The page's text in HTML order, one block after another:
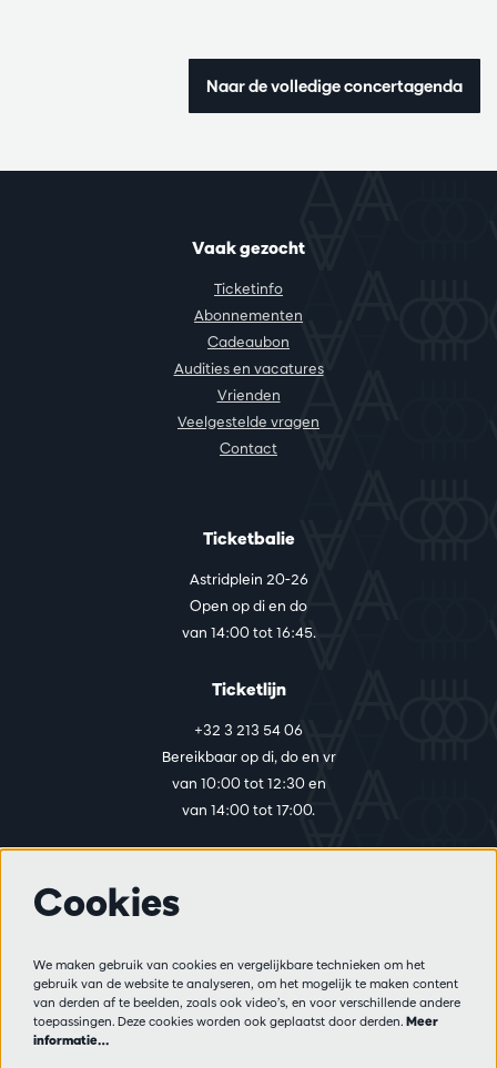
Naar de volledige concertagenda
Vaak gezocht
Ticketinfo
Abonnementen
Cadeaubon
Audities en vacatures
Vrienden
Veelgestelde vragen
Contact
Ticketbalie
Astridplein 20-26
Open op di en do
van 14:00 tot 16:45.
Ticketlijn
+32 3 213 54 06
Bereikbaar op di, do en vr
van 10:00 tot 12:30 en
van 14:00 tot 17:00.
Privacy
Verkoopsvoorwaarden
Pers
Cookies
We maken gebruik van cookies en vergelijkbare technieken om het
gebruik van de website te analyseren, om het mogelijk te maken content
van derden af te beelden, zoals ook video’s, en voor verschillende andere
toepassingen. Deze cookies worden ook geplaatst door derden. Meer
informatie…